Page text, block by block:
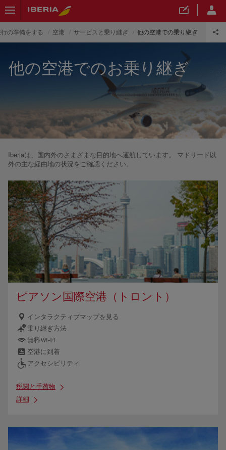
の準備をする 空港 サービスと乗り継ぎ 他の空港での乗り継ぎ
他の空港でのお乗り継ぎ
Iberiaは、国内外のさまざまな目的地へ運航しています。 マドリード以
外の主な経由地の状況をご確認ください。
ピアソン国際空港（トロント）
インタラクティブマップを見る
乗り継ぎ方法
無料Wi-Fi
空港に到着
アクセシビリティ
税関と手荷物
詳細